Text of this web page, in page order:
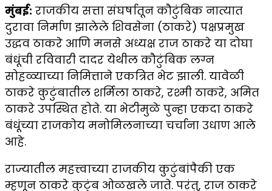
मुंबई: राजकीय सत्ता संघर्षातून कौटुंबिक नात्यात
दुरावा निर्माण झालेले शिवसेना (ठाकरे) पक्षप्रमुख
उद्धव ठाकरे आणि मनसे अध्यक्ष राज ठाकरे या दोघा
बंधूंची रविवारी दादर येथील कौटुंबिक लग्न
सोहळ्याच्या निमित्ताने एकत्रित भेट झाली. यावेळी
ठाकरे कुटुंबातील शर्मिला ठाकरे, रश्मी ठाकरे, अमित
ठाकरे उपस्थित होते. या भेटीमुळे पुन्हा एकदा ठाकरे
बंधूंच्या राजकोय मनोमिलनाच्या चर्चाना उधाण आले
आहे.
राज्यातील महत्त्वाच्या राजकीय कुटुंबांपैकी एक
म्हणून ठाकरे कुटुंब ओळखले जाते. परंतु, राज ठाकरे